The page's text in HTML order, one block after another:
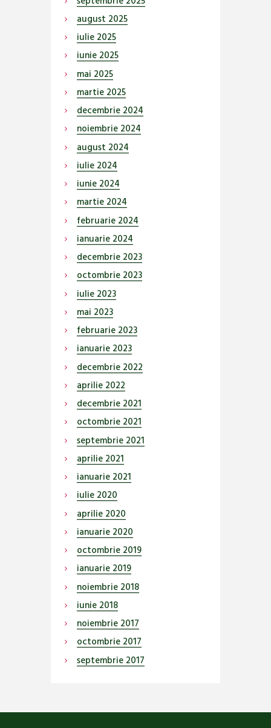
august 2025
iulie 2025
iunie 2025
mai 2025
martie 2025
decembrie 2024
noiembrie 2024
august 2024
iulie 2024
iunie 2024
martie 2024
februarie 2024
ianuarie 2024
decembrie 2023
octombrie 2023
iulie 2023
mai 2023
februarie 2023
ianuarie 2023
decembrie 2022
aprilie 2022
decembrie 2021
octombrie 2021
septembrie 2021
aprilie 2021
ianuarie 2021
iulie 2020
aprilie 2020
ianuarie 2020
octombrie 2019
ianuarie 2019
noiembrie 2018
iunie 2018
noiembrie 2017
octombrie 2017
septembrie 2017